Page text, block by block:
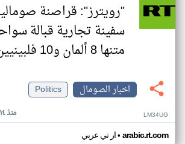
"رويترز": قراصنة
سفينة تجارية قبالة
متنها 8 ألمان و10 فلبينيين
اخبار الصومال
Politics
منذ ١٤ يوم LM34UG
ار تي عربي• arabic.rt.com